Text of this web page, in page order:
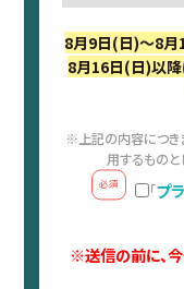
8月9日(日)～8月
8月16日(日)以降
※上記の内容につき
用するものと
必須 「プ
※送信の前に、